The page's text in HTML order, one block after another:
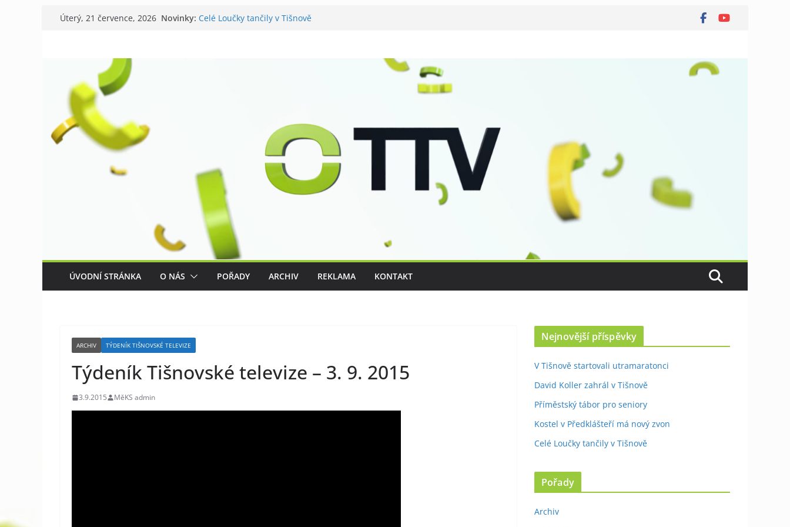
Přeskočit
Úterý, 21 července, 2026 Novinky: Celé Loučky tančily v Tišnově
ÚVODNÍ STRÁNKA O NÁS POŘADY ARCHIV REKLAMA KONTAKT
ARCHIV TÝDENÍK TIŠNOVSKÉ TELEVIZE
Týdeník Tišnovské televize – 3. 9. 2015
3.9.2015 MěKS admin
Nejnovější příspěvky
V Tišnově startovali utramaratonci
David Koller zahrál v Tišnově
Příměstský tábor pro seniory
Kostel v Předklášteří má nový zvon
Celé Loučky tančily v Tišnově
Pořady
Archiv